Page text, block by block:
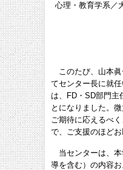
心理・教育学系／
このたび、山本眞
てセンター長に就
は、FD・SD部門主
とになりました。
ご期待に応えるべ
で、ご支援のほどお
当センターは、本
導を含む）の内容